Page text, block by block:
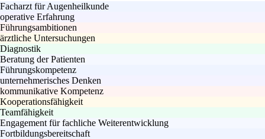
Facharzt für Augenheilkunde
operative Erfahrung
Führungsambitionen
ärztliche Untersuchungen
Diagnostik
Beratung der Patienten
Führungskompetenz
unternehmerisches Denken
kommunikative Kompetenz
Kooperationsfähigkeit
Teamfähigkeit
Engagement für fachliche Weiterentwicklung
Fortbildungsbereitschaft